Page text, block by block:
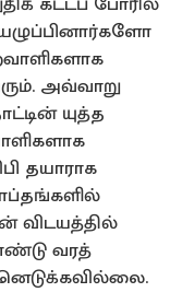
அவ்வாறு
யுத்த
தயாராக
விடயத்தில்
வரத்